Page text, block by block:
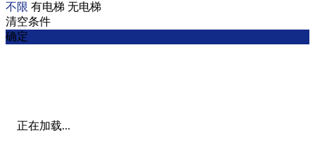
不限 有电梯 无电梯
清空条件
确定
正在加载...